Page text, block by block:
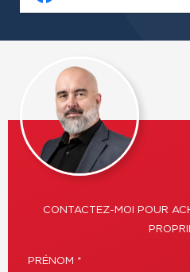
CONTACTEZ-MOI POUR
PRÉNOM *